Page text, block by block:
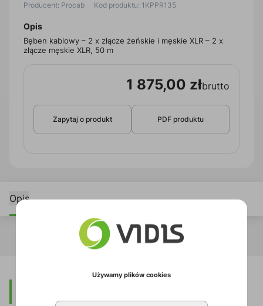
Producent: Procab Kod produktu: 1KPPR135
Opis
Bęben kablowy – 2 x złącze żeńskie i męskie XLR – 2 x
złącze męskie XLR, 50 m
1 875,00 złbrutto
Zapytaj o produkt PDF produktu
Opis
Używamy plików cookies